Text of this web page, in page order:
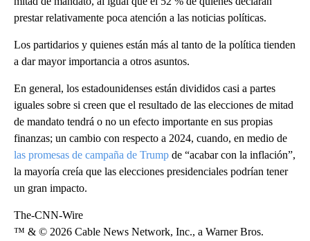
prestar relativamente poca atención a las noticias políticas.
Los partidarios y quienes están más al tanto de la política tienden
a dar mayor importancia a otros asuntos.
En general, los estadounidenses están divididos casi a partes
iguales sobre si creen que el resultado de las elecciones de mitad
de mandato tendrá o no un efecto importante en sus propias
finanzas; un cambio con respecto a 2024, cuando, en medio de
las promesas de campaña de Trump de “acabar con la inflación”,
la mayoría creía que las elecciones presidenciales podrían tener
un gran impacto.
The-CNN-Wire
™ & © 2026 Cable News Network, Inc., a Warner Bros.